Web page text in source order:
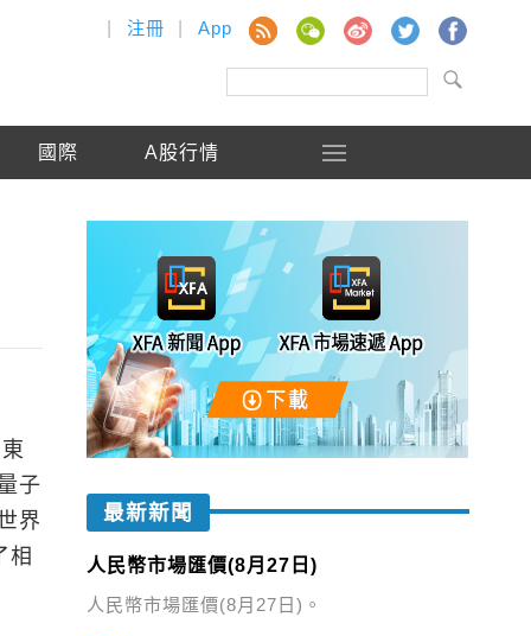
注冊 App
國際 A股行情
子
界
相
最新新聞
人民幣市場匯價(8月27日)
人民幣市場匯價(8月27日)。